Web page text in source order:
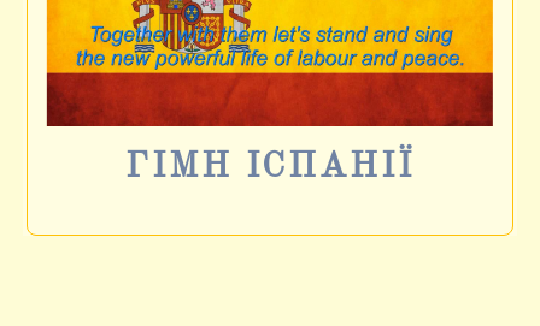
ГІМН ІСПАНІЇ